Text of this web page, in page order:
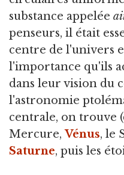
substance appelée
penseurs, il était
centre de l'univers
l'importance qu'ils
dans leur vision du
l'astronomie
centrale, on trouve
Mercure,Vénus, le
Saturne, puis les